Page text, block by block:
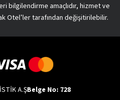
bilgilendirme amaçlıdır, hizmet ve
Otel’ler tarafından değişitirilebilir.
A.ŞBelge No: 728